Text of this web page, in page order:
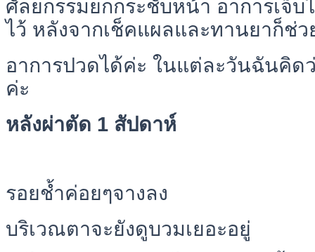
ศัลยกรรมยกกระชับหน้า อาการเจ็บ
ไว้ หลังจากเช็คแผลและทานยาก็ช่ว
อาการปวดได้ค่ะ ในแต่ละวันฉันคิด
ค่ะ
หลังผ่าตัด 1 สัปดาห์
รอยช้ำค่อยๆจางลง
บริเวณตาจะยังดูบวมเยอะอยู่